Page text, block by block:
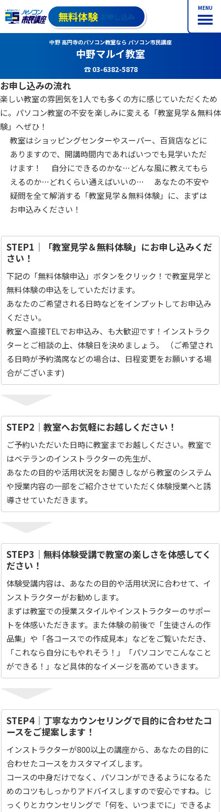
MENU
無料体験 お申し込み
中野 高円寺のパソコン教室なら パソコン市民講座
中野マルイ教室
☎ 03-6382-5878
お申し込みの流れ
楽しい教室の雰囲気を1人でも多くの方に感じていただくため
に。パソコン教室の不安を楽しみに変える「教室見学＆無料体
験」へぜひ！
教室はショッピングセンターやスーパー、百貨店などに
ありますので、開講時間内であればいつでも見学いただ
けます！ 自分にできるのかな…どんな風に教えてもら
えるのか…どれくらい通えばいいの… あなたの不安や
疑問を全て解消する「教室見学＆無料体験」に、まずは
お申込みください！
STEP1｜「教室見学＆無料体験」にお申し込みくだ
さい！
下記の「無料体験申込」ボタンをクリック！で教室見学と
無料体験の申込をしていただけます。
あなたのご希望される日時などをインプットしてお申込み
ください。
教室へ直接TELでお申込み、も大歓迎です！インストラク
ターとご相談の上、体験日を決めましょう。 （ご希望され
る日時が予約満席などの場合は、日程変更をお願いする場
合がございます)
STEP2｜教室へお気軽にお越しください！
ご予約いただいた日時に教室までお越しください。教室で
はベテランのインストラクターの先生が、
あなたの目的や活用状況をお聞きしながら教室のシステム
や授業内容の一部をご紹介させていただく体験授業へと誘
導させていただきます。
STEP3｜無料体験受講で教室の楽しさを体感してく
ださい！
体験受講内容は、あなたの目的や活用状況に合わせて、イ
ンストラクターがお勧めします。
まずは教室での授業スタイルやインストラクターのサポー
トを体感いただきます。また体験の前後で「生徒さんの作
品集」や「各コースでの作成見本」などをご覧いただき、
「これなら自分にもやれそう！」「パソコンでこんなこと
ができる！」など具体的なイメージを高めていきます。
STEP4｜丁寧なカウンセリングで目的に合わせたコ
ースをご提案します！
インストラクターが800以上の講座から、あなたの目的に
合わせたコースをカスタマイズします。
コースの中身だけでなく、パソコンができるようになるた
めのコツもしっかりアドバイスしますので安心ですね。じ
っくりとカウンセリングで「何を、いつまでに」できるよ